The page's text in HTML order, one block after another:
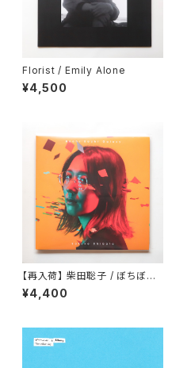
Florist / Emily Alone
¥4,500
【再入荷】 柴田聡子 / ぼちぼち
銀河
¥4,400